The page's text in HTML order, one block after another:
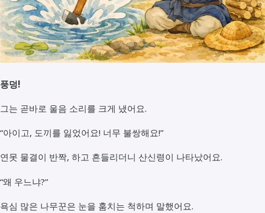
풍덩!
그는 곧바로 울음 소리를 크게 냈어요.
“아이고, 도끼를 잃었어요! 너무 불쌍해요!”
연못 물결이 반짝, 하고 흔들리더니 산신령이 나타났어요.
“왜 우느냐?”
욕심 많은 나무꾼은 눈을 훔치는 척하며 말했어요.